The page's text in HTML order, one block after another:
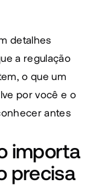
detalhes
a regulação
o que um
por você e o
antes
importa
precisa